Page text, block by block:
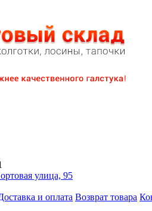
улица, 95
и оплата Возврат товара